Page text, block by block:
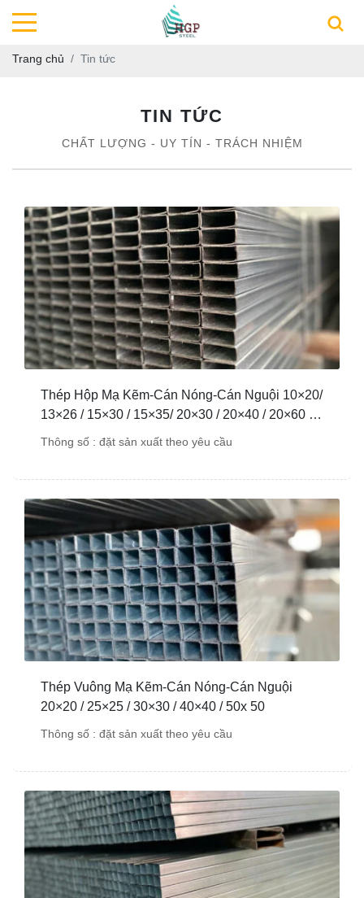
Trang chủ Tin tức
TIN TỨC
CHẤT LƯỢNG - UY TÍN - TRÁCH NHIỆM
Thép Hộp Mạ Kẽm-Cán Nóng-Cán Nguội 10×20/
13×26 / 15×30 / 15×35/ 20×30 / 20×40 / 20×60 /
Thông số : đặt sản xuất theo yêu cầu
Thép Vuông Mạ Kẽm-Cán Nóng-Cán Nguội
20×20 / 25×25 / 30×30 / 40×40 / 50x 50
Thông số : đặt sản xuất theo yêu cầu